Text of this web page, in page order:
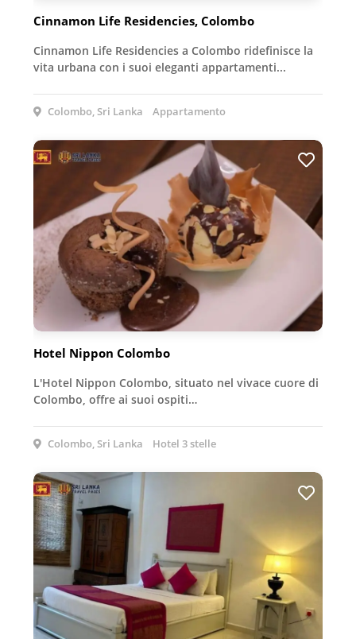
Cinnamon Life Residencies, Colombo
Cinnamon Life Residencies a Colombo ridefinisce la
vita urbana con i suoi eleganti appartamenti...
Colombo, Sri Lanka Appartamento
Hotel Nippon Colombo
L'Hotel Nippon Colombo, situato nel vivace cuore di
Colombo, offre ai suoi ospiti…
Colombo, Sri Lanka Hotel 3 stelle